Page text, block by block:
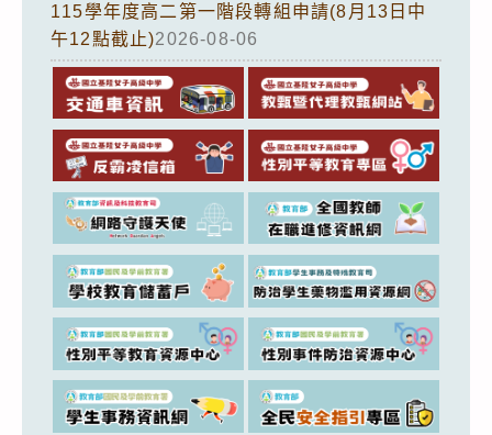
115學年度高二第一階段轉組申請(8月13日中
午12點截止)2026-08-06